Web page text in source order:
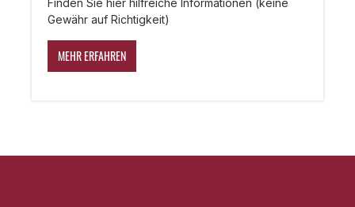
Gewähr auf Richtigkeit)
MEHR ERFAHREN